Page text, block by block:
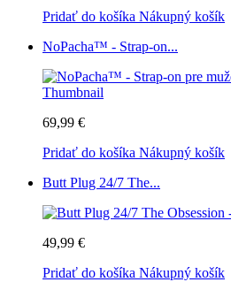
Pridať do košíka Nákupný košík
NoPacha™ - Strap-on...
69,99 €
Pridať do košíka Nákupný košík
Butt Plug 24/7 The...
49,99 €
Pridať do košíka Nákupný košík